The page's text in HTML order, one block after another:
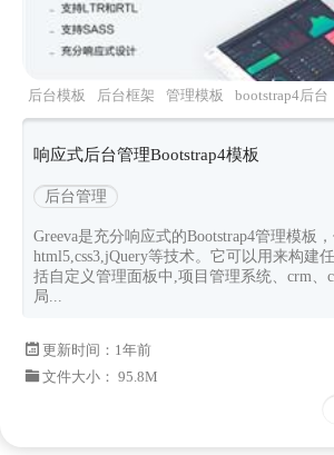
后台模板 后台框架 管理模板 bootstrap4后台
应式
响应式后台管理Bootstrap4模板
后台管理
Greeva是充分响应式的Bootstrap4管理模板
html5,css3,jQuery等技术。它可以用来构建
括自定义管理面板中,项目管理系统、crm、
局...
更新时间： 1年前
文件大小： 95.8M